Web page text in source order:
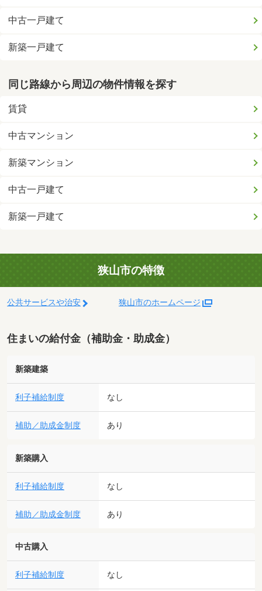
中古一戸建て
新築一戸建て
同じ路線から周辺の物件情報を探す
賃貸
中古マンション
新築マンション
中古一戸建て
新築一戸建て
狭山市の特徴
公共サービスや治安 狭山市のホームページ
住まいの給付金（補助金・助成金）
新築建築
利子補給制度 なし
補助／助成金制度 あり
新築購入
利子補給制度 なし
補助／助成金制度 あり
中古購入
利子補給制度 なし